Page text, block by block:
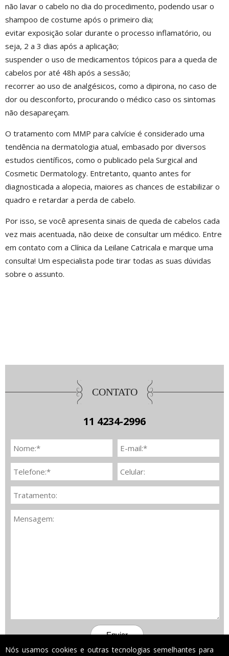
não lavar o cabelo no dia do procedimento, podendo usar o
shampoo de costume após o primeiro dia;
evitar exposição solar durante o processo inflamatório, ou
seja, 2 a 3 dias após a aplicação;
suspender o uso de medicamentos tópicos para a queda de
cabelos por até 48h após a sessão;
recorrer ao uso de analgésicos, como a dipirona, no caso de
dor ou desconforto, procurando o médico caso os sintomas
não desapareçam.
O tratamento com MMP para calvície é considerado uma
tendência na dermatologia atual, embasado por diversos
estudos científicos, como o publicado pela Surgical and
Cosmetic Dermatology. Entretanto, quanto antes for
diagnosticada a alopecia, maiores as chances de estabilizar o
quadro e retardar a perda de cabelo.
Por isso, se você apresenta sinais de queda de cabelos cada
vez mais acentuada, não deixe de consultar um médico. Entre
em contato com a Clínica da Leilane Catricala e marque uma
consulta! Um especialista pode tirar todas as suas dúvidas
sobre o assunto.
CONTATO
11 4234-2996
Nós usamos cookies e outras tecnologias semelhantes para